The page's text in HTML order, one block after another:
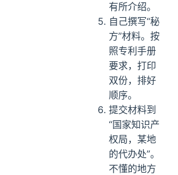
有所介绍。
自己撰写“秘
方”材料。按
照专利手册
要求，打印
双份，排好
顺序。
提交材料到
“国家知识产
权局，某地
的代办处”。
不懂的地方